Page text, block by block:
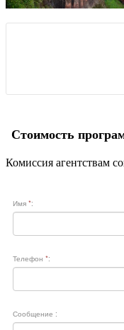
Стоимость
Комиссия агентствам